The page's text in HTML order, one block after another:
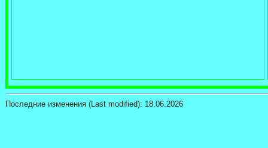
Последние изменения (Last modified): 18.06.2026